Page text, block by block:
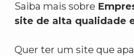
Saiba mais sobre
site de alta qualidade
Quer ter um site que